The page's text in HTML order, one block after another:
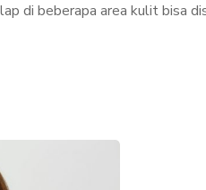
di beberapa area kulit bisa